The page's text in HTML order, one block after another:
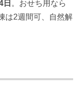
日 。おせち用なら
は2週間可、自然解